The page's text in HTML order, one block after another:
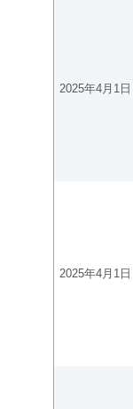
2025年4月1日
2025年4月1日